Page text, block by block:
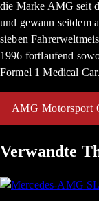
die Marke AMG seit
und gewann seitdem
sieben
1996 fortlaufend
Formel 1 Medical Car.
AMG Motorsport
Verwandte